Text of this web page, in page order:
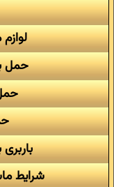
حمل
شرایط